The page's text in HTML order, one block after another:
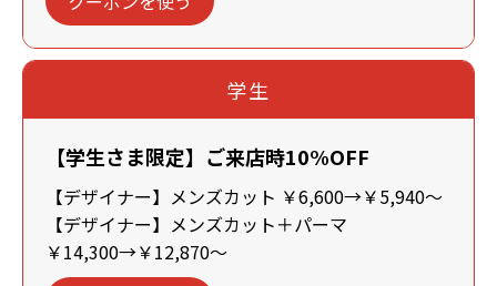
学生
【学生さま限定】ご来店時10%OFF
【デザイナー】メンズカット ￥6,600→￥5,940～
【デザイナー】メンズカット＋パーマ
￥14,300→￥12,870～